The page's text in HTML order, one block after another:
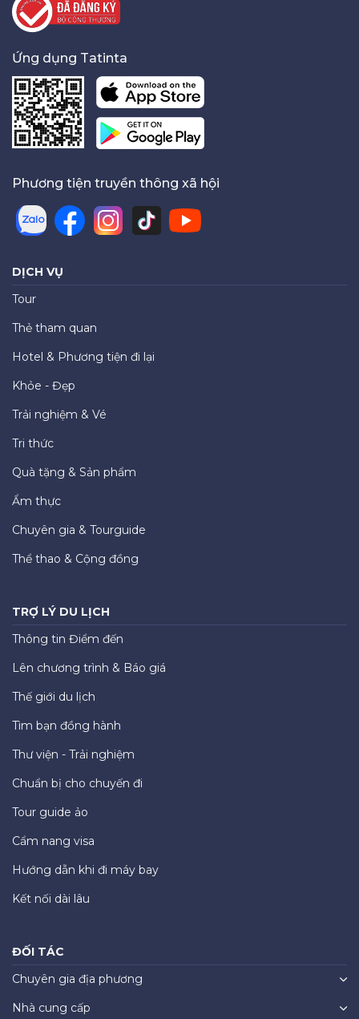
Ứng dụng Tatinta
Phương tiện truyền thông xã hội
DỊCH VỤ
Tour
Thẻ tham quan
Hotel & Phương tiện đi lại
Khỏe - Đẹp
Trải nghiệm & Vé
Tri thức
Quà tặng & Sản phẩm
Ẩm thực
Chuyên gia & Tourguide
Thể thao & Cộng đồng
TRỢ LÝ DU LỊCH
Thông tin Điểm đến
Lên chương trình & Báo giá
Thế giới du lịch
Tìm bạn đồng hành
Thư viện - Trải nghiệm
Chuẩn bị cho chuyến đi
Tour guide ảo
Cẩm nang visa
Hướng dẫn khi đi máy bay
Kết nối dài lâu
ĐỐI TÁC
Chuyên gia địa phương
Nhà cung cấp